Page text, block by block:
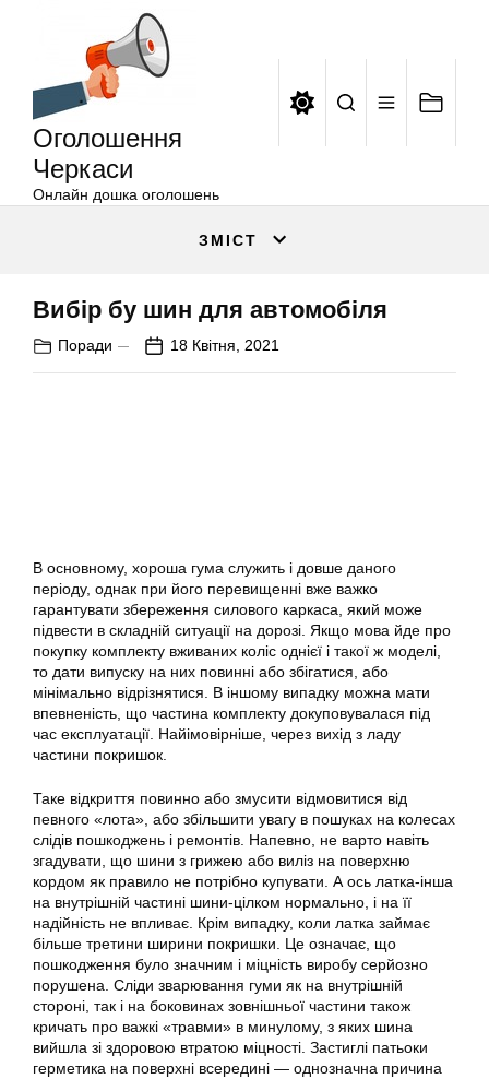
Оголошення
Черкаси
Онлайн дошка оголошень
ЗМІСТ
Вибір бу шин для автомобіля
Поради 18 Квітня, 2021
В основному, хороша гума служить і довше даного
періоду, однак при його перевищенні вже важко
гарантувати збереження силового каркаса, який може
підвести в складній ситуації на дорозі. Якщо мова йде про
покупку комплекту вживаних коліс однієї і такої ж моделі,
то дати випуску на них повинні або збігатися, або
мінімально відрізнятися. В іншому випадку можна мати
впевненість, що частина комплекту докуповувалася під
час експлуатації. Найімовірніше, через вихід з ладу
частини покришок.
Таке відкриття повинно або змусити відмовитися від
певного «лота», або збільшити увагу в пошуках на колесах
слідів пошкоджень і ремонтів. Напевно, не варто навіть
згадувати, що шини з грижею або виліз на поверхню
кордом як правило не потрібно купувати. А ось латка-інша
на внутрішній частині шини-цілком нормально, і на її
надійність не впливає. Крім випадку, коли латка займає
більше третини ширини покришки. Це означає, що
пошкодження було значним і міцність виробу серйозно
порушена. Сліди зварювання гуми як на внутрішній
стороні, так і на боковинах зовнішньої частини також
кричать про важкі «травми» в минулому, з яких шина
вийшла зі здоровою втратою міцності. Застиглі патьоки
герметика на поверхні всередині — однозначна причина